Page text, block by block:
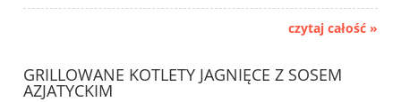
czytaj całość »
GRILLOWANE KOTLETY JAGNIĘCE Z SOSEM
AZJATYCKIM